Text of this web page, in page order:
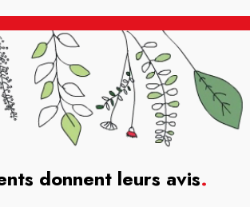
donnent leurs avis.